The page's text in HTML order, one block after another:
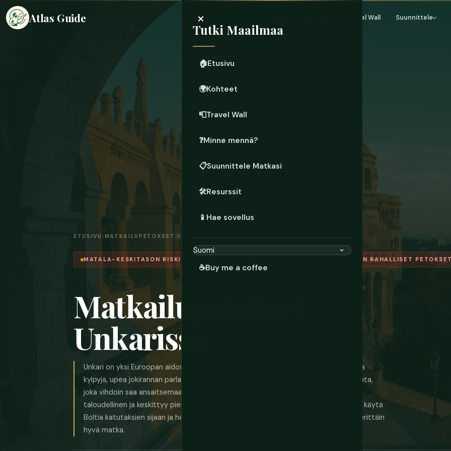
Atlas Guide Travel Wall Suunnittele
×
Tutki Maailmaa
🏠Etusivu
🌍Kohteet
📮Travel Wall
❓Minne mennä?
📋Suunnittele Matkasi
🛠️Resurssit
📱 Hae sovellus
☕Buy me a coffee
ETUSIVU ›MATKAILUPETOKSET ›UNKARI
MATALA-KESKITASON RISKI · BUDAPEST ON MAAILMANLUOKAN KAUPUNKI · VAIN RAHALLISET
Matkailupetokset
Unkarissa
Unkari on yksi Euroopan aidosti suurista matkakohteista. Budapestissa on lämpimiä
kylpyjä, upea jokirannan parlamentti, poikkeuksellinen kahvilakulttuuri ja ruokatarjonta,
joka vihdoin saa ansaitsemaansa kansainvälistä huomiota. Petosprofiili on täysin
taloudellinen ja keskittyy pieneen matkailualueen osaan. Vältä Váci utcan baareja, käytä
Boltia katutaksien sijaan ja hanki forinttisi pankkiautomaatista. Kaikki muu on vain erittäin
hyvä matka.